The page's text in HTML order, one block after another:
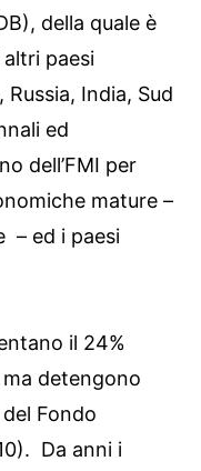
della quale è
paesi
India, Sud
ed
dell’FMI per
mature –
– ed i paesi
il 24%
ma detengono
Fondo
Da anni i